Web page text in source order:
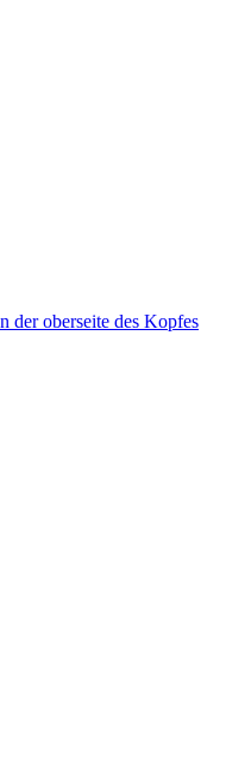
der oberseite des Kopfes